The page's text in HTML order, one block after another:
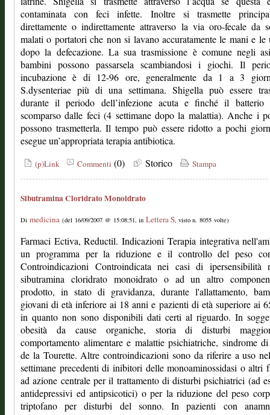
contaminata con feci infette. Inoltre si trasmette
direttamente o indirettamente attraverso la via oro-fecale da
malati o portatori che non si lavano accuratamente le mani e le
dopo la defecazione. La sua trasmissione è comune negli
bambini possono passarsela scambiandosi i giochi. Il
incubazione è di 12-96 ore, generalmente da 1 a 3
S.dysenteriae più di una settimana. Shigella può essere
durante il periodo dell’infezione acuta e finché il batterio
scomparso dalle feci (4 settimane dopo la malattia). Anche i
possono trasmetterla. Il tempo può essere ridotto a pochi
esegue un’appropriata terapia antibiotica.
(p)Link Commenti (0) Storico Stampa
Sibutramina Cloridrato Monoidrato
Di medicina (del 16/09/2007 @ 15:08:51, in Lettera S, visto n. 8055 volte)
Farmaci Ectiva, Reductil. Indicazioni Terapia integrativa
un programma per la riduzione e il controllo del peso
Controindicazioni Controindicata nei casi di ipersensibilità
sibutramina cloridrato monoidrato o ad un altro
prodotto, in stato di gravidanza, durante l'allattamento,
giovani di età inferiore ai 18 anni e pazienti di età superiore ai
in quanto non sono disponibili dati certi al riguardo. In
obesità da cause organiche, storia di disturbi
comportamento alimentare e malattie psichiatriche, sindrome
de la Tourette. Altre controindicazioni sono da riferire a uso
settimane precedenti di inibitori delle monoaminossidasi o altri
ad azione centrale per il trattamento di disturbi psichiatrici (ad
antidepressivi ed antipsicotici) o per la riduzione del peso
triptofano per disturbi del sonno. In pazienti con